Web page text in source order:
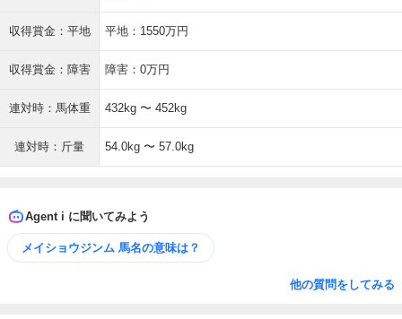
収得賞金：平地 平地：1550万円
収得賞金：障害 障害：0万円
連対時：馬体重 432kg 〜 452kg
連対時：斤量 54.0kg 〜 57.0kg
Agent i に聞いてみよう
メイショウジンム 馬名の意味は？
他の質問をしてみる